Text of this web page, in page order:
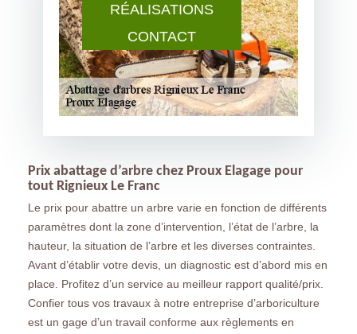
RÉALISATIONS
CONTACT
Prix abattage d’arbre chez Proux Elagage pour
tout Rignieux Le Franc
Le prix pour abattre un arbre varie en fonction de différents
paramètres dont la zone d’intervention, l’état de l’arbre, la
hauteur, la situation de l’arbre et les diverses contraintes.
Avant d’établir votre devis, un diagnostic est d’abord mis en
place. Profitez d’un service au meilleur rapport qualité/prix.
Confier tous vos travaux à notre entreprise d’arboriculture
est un gage d’un travail conforme aux règlements en